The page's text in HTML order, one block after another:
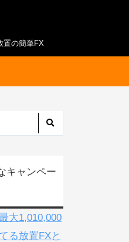
置の簡単FX
キャンペー
大1,010,000
る放置FXと